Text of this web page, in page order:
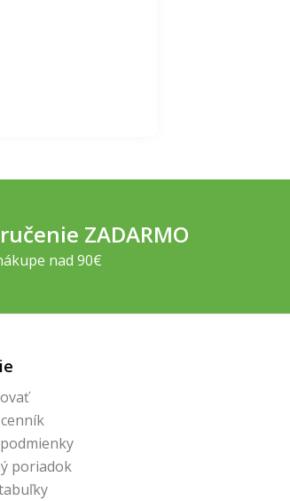
ZADARMO
nad 90€
poriadok